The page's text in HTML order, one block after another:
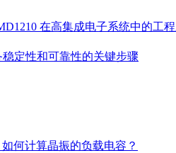
在高集成电子系统中的工
定性和可靠性的关键步骤
如何计算晶振的负载电容？